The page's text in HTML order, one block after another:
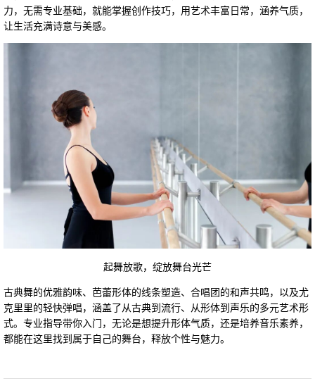
力，无需专业基础，就能掌握创作技巧，用艺术丰富日常，涵养气质，
让生活充满诗意与美感。
起舞放歌，绽放舞台光芒
古典舞的优雅韵味、芭蕾形体的线条塑造、合唱团的和声共鸣，以及尤
克里里的轻快弹唱，涵盖了从古典到流行、从形体到声乐的多元艺术形
式。专业指导带你入门，无论是想提升形体气质，还是培养音乐素养，
都能在这里找到属于自己的舞台，释放个性与魅力。